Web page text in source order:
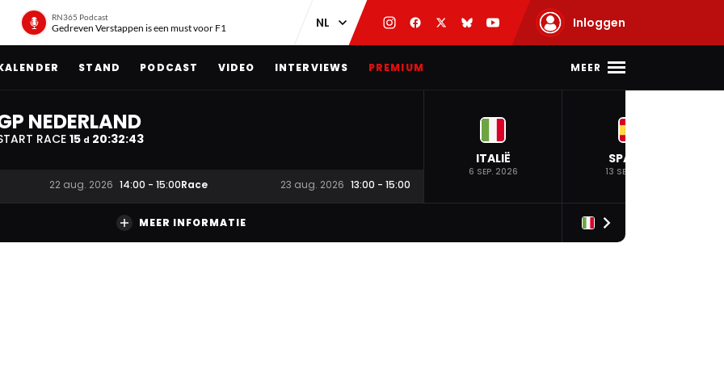
RN365 Podcast
Gedreven Verstappen is een must voor F1 Inloggen
STAND PODCAST VIDEO INTERVIEWS PREMIUM MEER
NEDERLAND
RACE15 d 20:32:42
22 aug. 2026 14:00 - 15:00Race 23 aug. 2026 13:00 - 15:00
ITALIË
6 SEP. 2026
SPANJE
13 SEP. 2026
MEER INFORMATIE